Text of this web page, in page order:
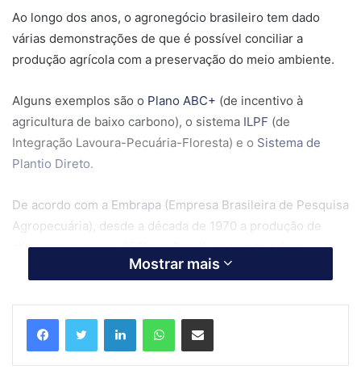
Ao longo dos anos, o agronegócio brasileiro tem dado
várias demonstrações de que é possível conciliar a
produção agrícola com a preservação do meio ambiente.
Alguns exemplos são o Plano ABC+ (de incentivo à
agricultura de baixo carbono), o sistema ILPF (de
Integração Lavoura-Pecuária-Floresta) e o Sistema de
Plantio Direto.
De acordo com a Embrapa (Empresa Brasileira de Pesquisa
Agropecuária), desde a década de 1970 a produção de
alimentos cresceu 456% no Brasil, enquanto a área
Por outro lado, chama a atenção do mundo – e não poderia
ser diferente – o avanço da perda de vegetação dos
biomas brasileiros, sobretudo da Amazônia, nos últimos
Mostrar mais
Linkedin WhatsApp